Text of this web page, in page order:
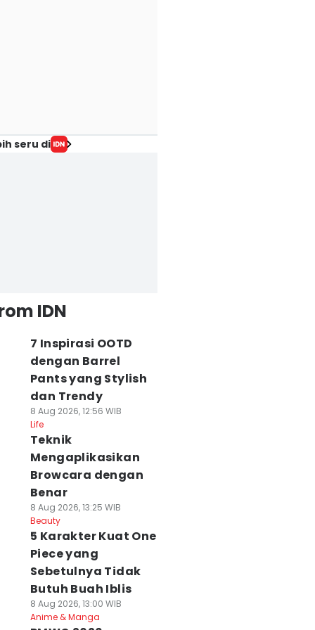
seru di
IDN
7 Inspirasi OOTD
dengan Barrel
Pants yang Stylish
dan Trendy
8 Aug 2026, 12:56 WIB
Life
Teknik
Mengaplikasikan
Browcara dengan
Benar
8 Aug 2026, 13:25 WIB
Beauty
5 Karakter Kuat One
Piece yang
Sebetulnya Tidak
Butuh Buah Iblis
8 Aug 2026, 13:00 WIB
Anime & Manga